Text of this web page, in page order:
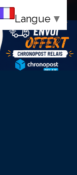
Langue ▼